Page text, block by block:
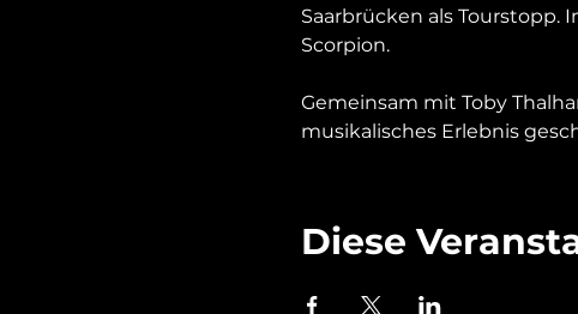
Saarbrücken als Tourstopp.
Scorpion.
Gemeinsam mit Toby
musikalisches Erlebnis
Diese